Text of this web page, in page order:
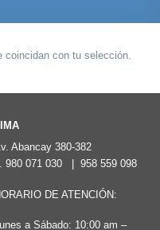
coincidan con tu selección.
Abancay 380-382
980 071 030 958 559 098
DE ATENCIÓN:
a Sábado: 10:00 am –